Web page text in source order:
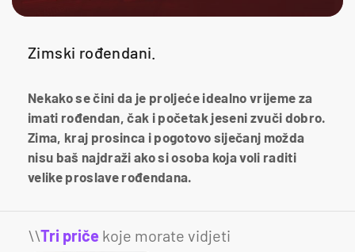
Zimski rođendani.
Nekako se čini da je proljeće idealno vrijeme za
imati rođendan, čak i početak jeseni zvuči dobro.
Zima, kraj prosinca i pogotovo siječanj možda
nisu baš najdraži ako si osoba koja voli raditi
velike proslave rođendana.
\\Tri priče koje morate vidjeti